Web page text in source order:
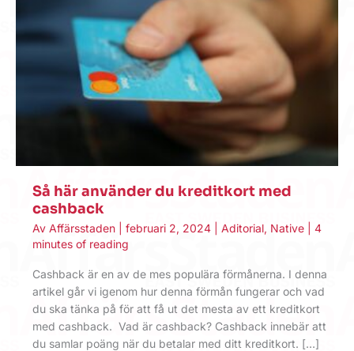
Så här använder du kreditkort med
cashback
Av Affärsstaden februari 2, 2024 Aditorial, Native
4
minutes of reading
Cashback är en av de mes populära förmånerna. I denna
artikel går vi igenom hur denna förmån fungerar och vad
du ska tänka på för att få ut det mesta av ett kreditkort
med cashback. Vad är cashback? Cashback innebär att
du samlar poäng när du betalar med ditt kreditkort. […]